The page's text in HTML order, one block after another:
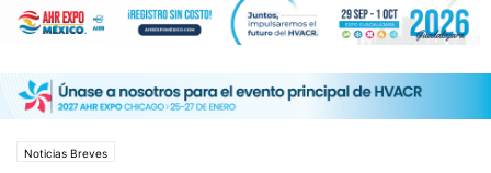
Noticias Breves